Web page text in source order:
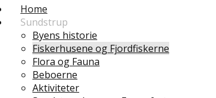
Home
Sundstrup
Byens historie
Fiskerhusene og Fjordfiskerne
Flora og Fauna
Beboerne
Aktiviteter